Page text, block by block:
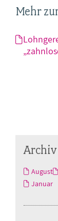
Mehr
August
Januar